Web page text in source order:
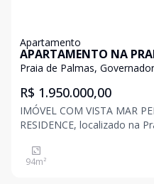
Apartamento
APARTAMENTO NA
VISTA PERMANENTE
Praia de Palmas,
R$ 1.950.000,00
IMÓVEL COM VISTA MAR
RESIDENCE, localizado na
de areia e águas cristalinas
empreendimento de 4
94m²